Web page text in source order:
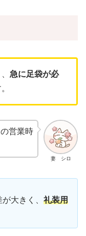
急に足袋が必
妻 シロ
営業時
大きく、 礼装用